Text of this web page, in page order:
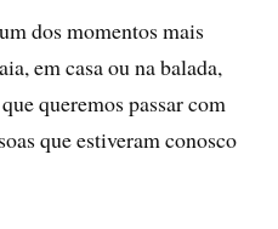
dos momentos mais
em casa ou na balada,
queremos passar com
que estiveram conosco